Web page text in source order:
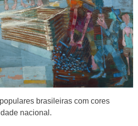
brasileiras com cores
nacional.